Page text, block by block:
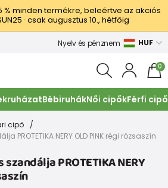
% minden termékre, beleértve az akciós
· csak augusztus 10., hétfőig
Nyelv és pénznem HUF
0
BébiruhákNői cipőkFérfi
cipő
PROTETIKA NERY OLD PINK régi rózsaszín
PROTETIKA NERY